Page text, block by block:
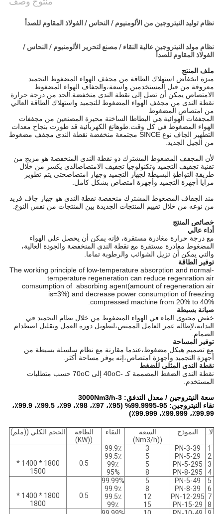
نظام توليد النيتروجين من الألومنيوم / النحاس / الفولاذ المقاوم للصدأ
نظام مولد النيتروجين عالية النقاء / مصنع لتحرير الألومنيوم / النحاس /
الفولاذ المقاوم للصدأ
ملف المنتج
ميزة انخفاض استهلاك الطاقة من مجفف الهواء المضغوط التجميد
معروفة من قبل المستخدمين واسعة،والجفاف الهواء المضغوط
الامتصاص يمكن أن تصل إلى نقطة الندى منخفضة.الحد من درجة حرارة
نقطة الندى من مجفف الهواء المضغوط للتجميد واستهلاك الطاقة العالي
من امتصاص المضغوط
المجففات الهوائية هي البطاطا الساخنة محيرة المصنعين من مجففات
الهواء المضغوط في كل وقت.طوهانغ الكهربائية قد طورت بنجاح معدات
التطهير الجاف نوع SINCE مجتمعة منخفضة نقطة الندى مجفف مضغوط
من الجيل الجديد.
لأن المجفف المضغوط المشترك ذو نقطة الندى المنخفضة هو مزيج من
تقنية تجفيف التجميد وتكنولوجيا تجفيف الامتصاصالذي يكسر من خلال
طريقة التواطؤ البسيطة لجهاز التجميد وجهاز امتصاصحتى يتم تطوير
مزايا أجهزة التجميد وأجهزة امتصاص بشكل كامل.
منذ الجفاف المضغوط المشترك منخفضة نقطة الندى هو جهاز جاف فريد
من نوعه من خلال تقييم المنتجات الجديدة بين المنتجات من نفس النوع.
خصائص المنتج
أداء عالي
مع درجة حرارة مغادرة مستقرة، فإنه يمكن أن يحصل على الهواء
المضغوط مغادرة مستقرة مع نقطة الندى المنخفضة والجودة العالية،
والتي يمكن أن تزيل الشوائب والرطوبة تماما.
توفير الطاقة
The working principle of low-temperature absorption and normal-
temperature regeneration can reduce regenration air
comsumption of absorbing agent(amount of regeneration air
is=3%) and decrease power consumption of freezing
compressed machine from 20% to 40%.
صيانة بسيطة
خفض محتوى الماء في الهواء المضغوط من خلال نظام التجميد في
البداية،لإطالة عمر العامل الممتص،لتطويل دورة العمل وتقليل اصطدام
الصمام.
توفير المساحة
مع تصميم هيكل مضغوط،عندما مقارنة مع نظام سلسلة بسيطة من
أجهزة التجميد وأجهزة امتصاص،إنه يوفر مساحة أكثر.
نقطة الندى المثلى للضغط
نقطة الندى الضغط المصممة كـ -40oC إلى 70oC حسب متطلبات
المستخدم.
سعة النيتروجين / معدل التدفق: 3-3000Nm3/h
نقاء النيتروجين: 95-99.9995% (95٪، 97٪، 98٪، 99٪، 99.5٪، 99.9٪،
99.99٪، 99.999٪، 99.999٪)
لا.. النموذج
السعة
((Nm3/h)
النقاء
الطاقة
((KW)
الحجم الكلي ((ملم)
1
2
3
4
PN-3-39
PN-5-29
PN-5-295
PN-8-295
3
5
5
8
99.9٪
99.5٪
99٪
95%
0.5
1800 * 1400 *
1500
5
6
7
8
PN-5-49
PN-8-39
PN-12-295
PN-15-29
5
8
12
15
99.99%
99.9٪
99.5٪
99٪
0.5
1800 * 1400 *
1800